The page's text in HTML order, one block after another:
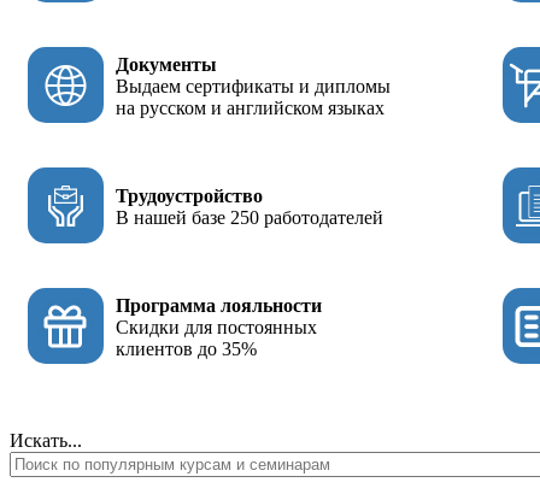
Документы
Выдаем сертификаты и дипломы
на русском и английском языках
Трудоустройство
В нашей базе 250 работодателей
Программа лояльности
Скидки для постоянных
клиентов до 35%
Искать...